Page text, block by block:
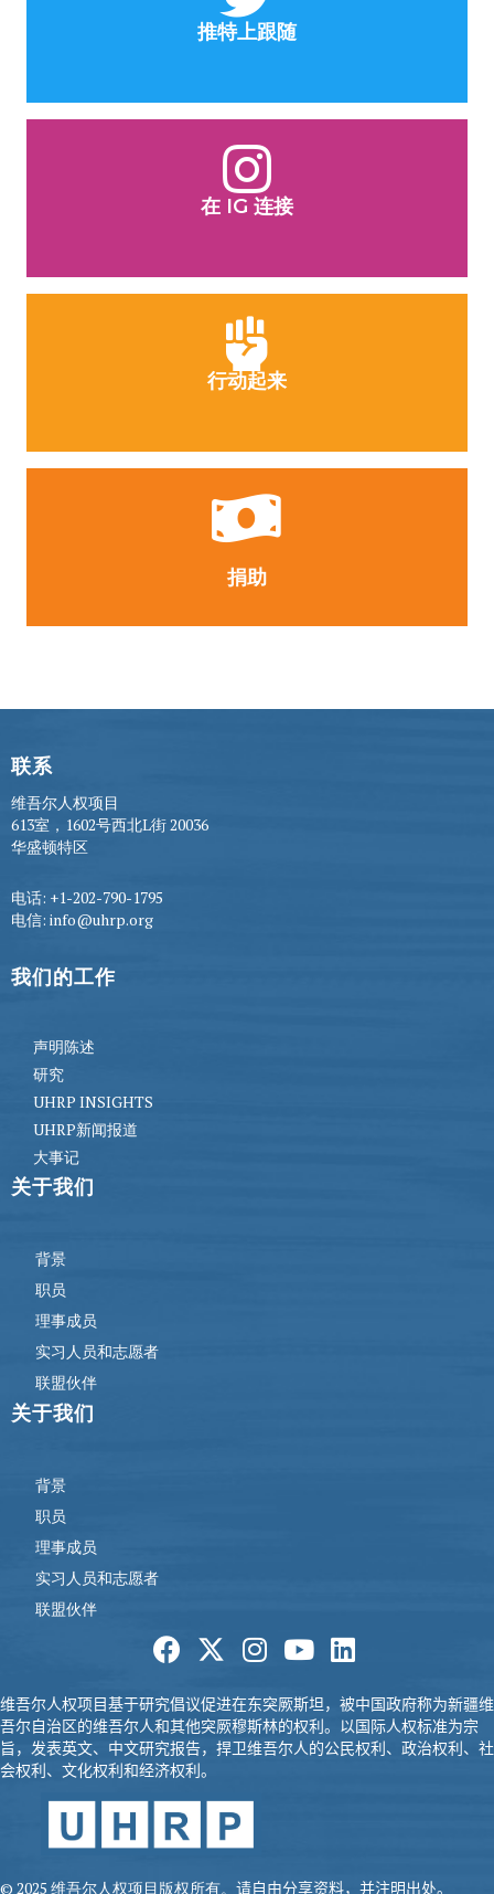
推特上跟随
在 IG 连接
行动起来
捐助
联系
维吾尔人权项目
613室，1602号西北L街 20036
华盛顿特区
电话: +1-202-790-1795
电信: info@uhrp.org
我们的工作
声明陈述
研究
UHRP INSIGHTS
UHRP新闻报道
大事记
关于我们
背景
职员
理事成员
实习人员和志愿者
联盟伙伴
关于我们
背景
职员
理事成员
实习人员和志愿者
联盟伙伴
维吾尔人权项目基于研究倡议促进在东突厥斯坦，被中国政府称为新疆维
吾尔自治区的维吾尔人和其他突厥穆斯林的权利。以国际人权标准为宗
旨，发表英文、中文研究报告， 捍卫维吾尔人的公民权利、政治权利、社
会权利、文化权利和经济权利。
© 2025 维吾尔人权项目版权所有。 请自由分享资料，并注明出处。